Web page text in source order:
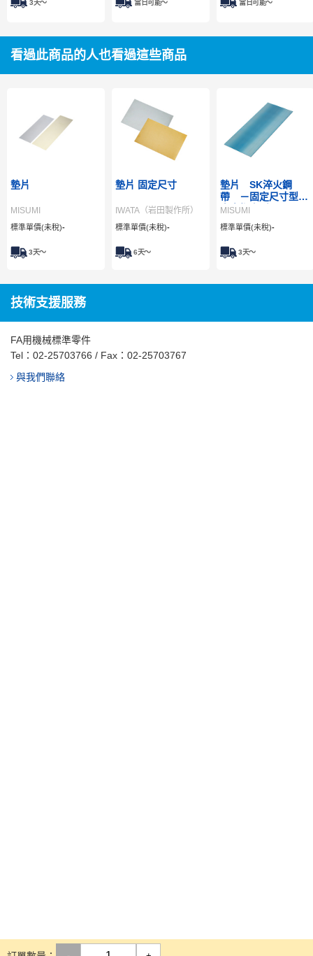
3天～ 當日可能〜 當日可能〜
看過此商品的人也看過這些商品
墊片
MISUMI
標準單價(未稅)-
3天～
墊片 固定尺寸
IWATA（岩田製作所）
標準單價(未稅)-
6天～
墊片 SK淬火鋼
帶 －固定尺寸型･
自由指定型－
MISUMI
標準單價(未稅)-
3天～
技術支援服務
FA用機械標準零件
Tel： 02-25703766 / Fax：02-25703767
與我們聯絡